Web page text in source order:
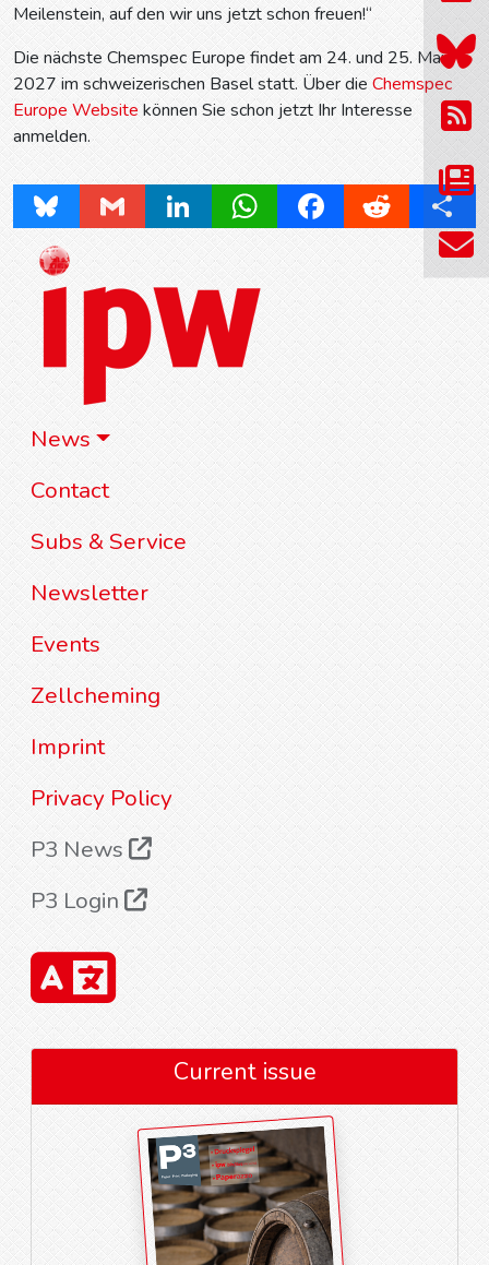
News
Contact
Subs & Service
Newsletter
Events
Zellcheming
Imprint
Privacy Policy
P3 News
P3 Login
Current issue
Meilenstein, auf den wir uns jetzt schon freuen!“
Die nächste Chemspec Europe findet am 24. und 25. Mai
2027 im schweizerischen Basel statt. Über die Chemspec
Europe Website können Sie schon jetzt Ihr Interesse
anmelden.
Bluesky Gmail LinkedInWhatsAppFacebookReddit Share